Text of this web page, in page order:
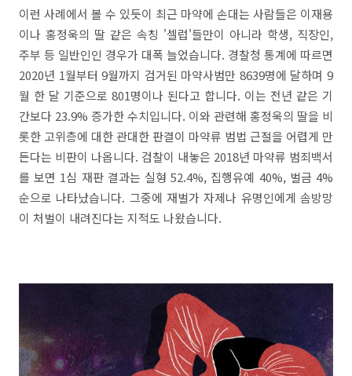
이런 사례에서 볼 수 있듯이 최근 마약에 손대는 사람들은 이재용
이나 홍정욱의 딸 같은 속칭 '셀럽'들만이 아니라 학생, 직장인,
주부 등 일반인인 경우가 대폭 늘었습니다. 경찰청 통계에 따르면
2020년 1월부터 9월까지 검거된 마약사범만 8639명에 달하며 9
월 한 달 기준으로 801명이나 된다고 합니다. 이는 전년 같은 기
간보다 23.9% 증가한 수치입니다. 이와 관련해 홍정욱의 딸을 비
롯한 고위층에 대한 관대한 판결이 마약류 범법 근절을 어렵게 만
든다는 비판이 나옵니다. 검찰이 내놓은 2018년 마약류 범죄백서
를 보면 1심 재판 결과는 실형 52.4%, 집행유예 40%, 벌금 4%
순으로 나타났습니다. 그중에 재벌가 자제나 유명인에게 솜방망
이 처벌이 내려진다는 지적도 나왔습니다.